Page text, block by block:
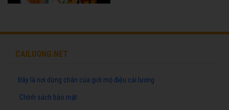
CAILUONG.NET
Đây là nơi dừng chân của giới mộ điệu cải lương
Chính sách bảo mật